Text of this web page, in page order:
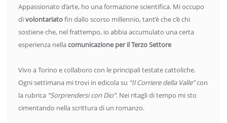
Appassionato d’arte, ho una formazione scientifica. Mi occupo
divolontariatofin dallo scorso millennio, tant’è che c’è chi
sostiene che, nel frattempo, io abbia accumulato una certa
esperienza nellacomunicazione per il Terzo Settore
Vivo a Torino e collaboro con le principali testate cattoliche.
Ogni settimana mi trovi in edicola su “Il Corriere della Valle”con
la rubrica “Sorprendersi con Dio”. Nei ritagli di tempo mi sto
cimentando nella scrittura di un romanzo.